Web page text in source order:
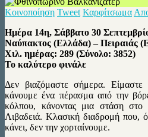
Κοινοποίηση Tweet Καρφίτσωμα
Ημέρα 14η, Σάββατο 30
Ναύπακτος (Ελλάδα) – Πειραιάς
Χιλ. ημέρας: 289 (Σύνολο: 3852)
Το καλύτερο φινάλε
Δεν βιαζόμαστε σήμερα.
κάνουμε ένα πέρασμα από την
κόλπου, κάνοντας μια στάση στο
Λιβαδειά. Κλασική διαδρομή που,
κάνει, δεν την χορταίνουμε.